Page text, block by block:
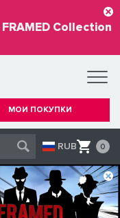
FRAMED Collection
МОИ ПОКУПКИ
RUB 0